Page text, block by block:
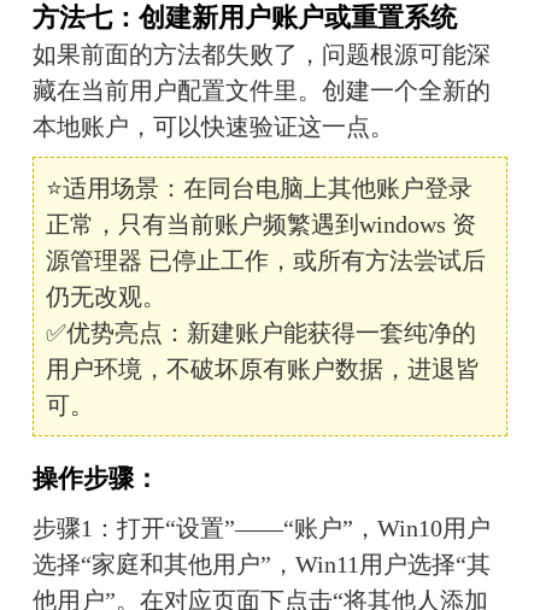
方法七：创建新用户账户或重置系统
如果前面的方法都失败了，问题根源可能深
藏在当前用户配置文件里。创建一个全新的
本地账户，可以快速验证这一点。
⭐适用场景：在同台电脑上其他账户登录
正常，只有当前账户频繁遇到windows 资
源管理器 已停止工作，或所有方法尝试后
仍无改观。
✅优势亮点：新建账户能获得一套纯净的
用户环境，不破坏原有账户数据，进退皆
可。
操作步骤：
步骤1：打开“设置”——“账户”，Win10用户
选择“家庭和其他用户”，Win11用户选择“其
他用户”。在对应页面下点击“将其他人添加